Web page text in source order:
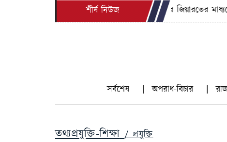
শীর্ষ নিউজ মাজার জিয়ারতের মাধ্যমে
সর্বশেষ অপরাধ-বিচার
তথ্যপ্রযুক্তি-শিক্ষা / প্রযুক্তি